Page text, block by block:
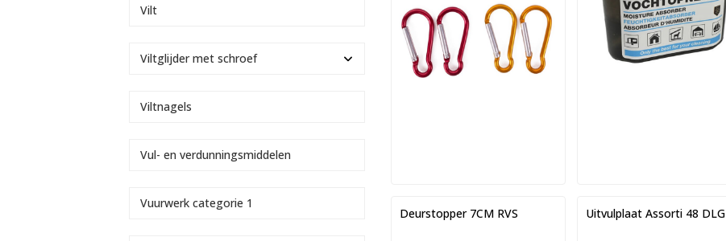
Deurstopper 7CM RVS Uitvulplaat Assorti 48 DLG
Vilt
Viltglijder met schroef
Viltnagels
Vul- en verdunningsmiddelen
Vuurwerk categorie 1